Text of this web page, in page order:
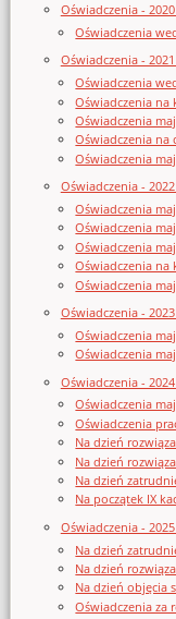
Oświadczenia -
Oświadczenia
Oświadczenia -
Oświadczenia
Oświadczenia na
Oświadczenia
Oświadczenia
Oświadczenia
Oświadczenia -
Oświadczenia
Oświadczenia
Oświadczenia
Oświadczenia na
Oświadczenia
Oświadczenia -
Oświadczenia
Oświadczenia
Oświadczenia -
Oświadczenia
Oświadczenia
Na dzień
Na dzień
Na dzień
Na początek IX
Oświadczenia -
Na dzień
Na dzień
Na dzień objęcia
Oświadczenia za